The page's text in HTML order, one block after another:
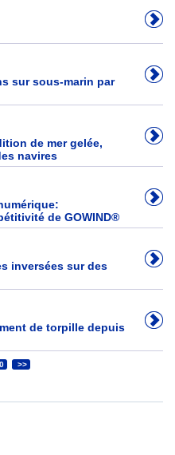
sur sous-marin par
de mer gelée,
navires
de GOWIND®
inversées sur des
de torpille depuis
>>